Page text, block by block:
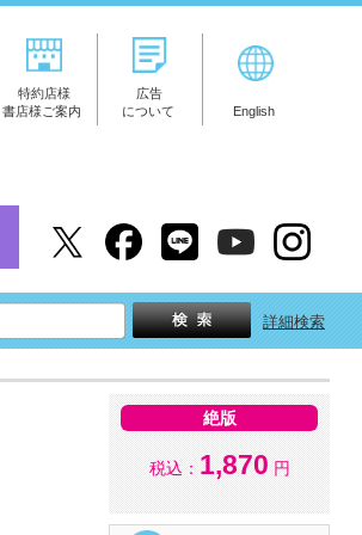
特約店様
書店様ご案内
広告
について
English
詳細検索
絶版
税込： 1,870 円